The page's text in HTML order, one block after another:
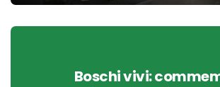
Boschi vivi: